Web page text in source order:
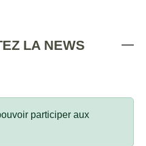
LA NEWS
participer aux